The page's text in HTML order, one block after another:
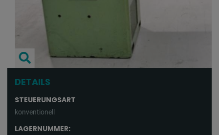
DETAILS
STEUERUNGSART
konventionell
LAGERNUMMER: